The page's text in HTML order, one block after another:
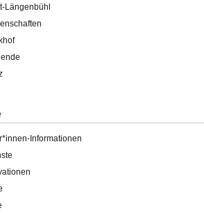
Längenbühl
Informationen